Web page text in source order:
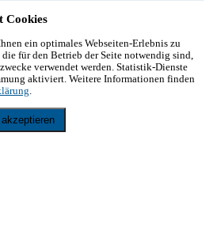
Cookies
ein optimales Webseiten-Erlebnis zu
für den Betrieb der Seite notwendig sind,
verwendet werden. Statistik-Dienste
aktiviert. Weitere Informationen finden
.